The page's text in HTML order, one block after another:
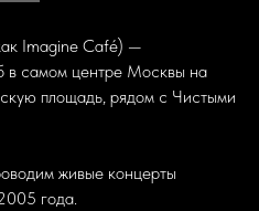
Imagine Café) —
в самом центре Москвы на
площадь, рядом с Чистыми
живые концерты
года.